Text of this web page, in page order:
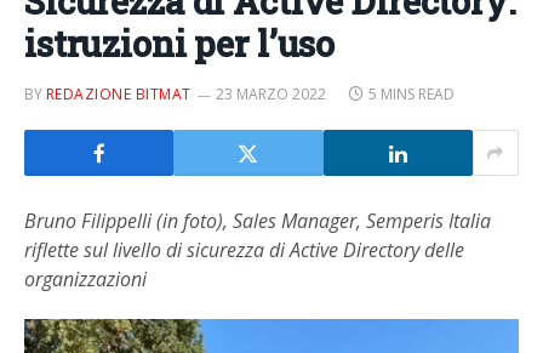
istruzioni per l’uso
BYREDAZIONE BITMAT 23 MARZO 2022 5 MINS READ
Bruno Filippelli (in foto), Sales Manager, Semperis Italia
riflette sul livello di sicurezza di Active Directory delle
organizzazioni